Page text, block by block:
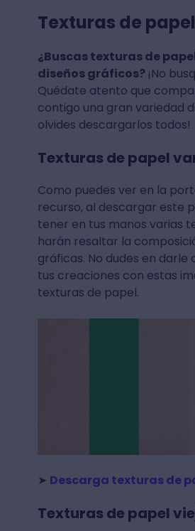
Texturas de papel
¿Buscas texturas de
diseños gráficos? ¡No
Quédate atento que
contigo una gran variedad
olvides descargarlos todos!
Texturas de papel
Como puedes ver en la
recurso, al descargar este
tener en tus manos varias
harán resaltar la
gráficas. No dudes en
tus creaciones con estas
texturas de papel.
➤ Descarga texturas de
Texturas de papel